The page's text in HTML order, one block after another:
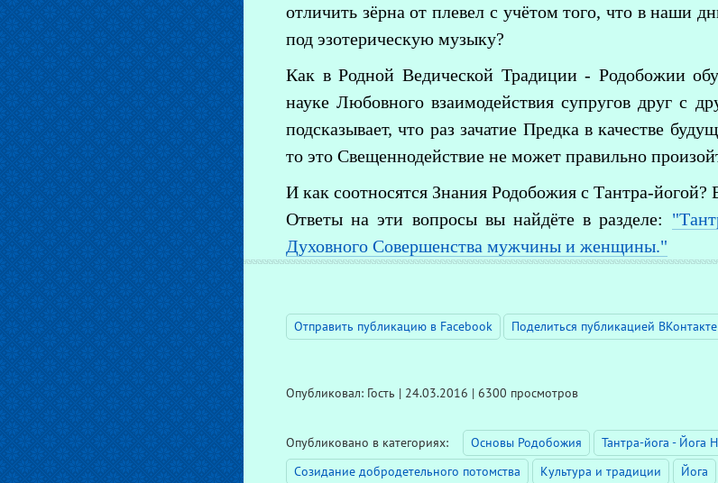
отличить зёрна от плевел с учётом того, что в наши
под эзотерическую музыку?
Как в Родной Ведической Традиции - Родобожии
науке Любовного взаимодействия супругов друг с
подсказывает, что раз зачатие Предка в качестве
то это Свещеннодействие не может правильно
И как соотносятся Знания Родобожия с Тантра-йогой?
Ответы на эти вопросы вы найдёте в разделе:
Духовного Совершенства мужчины и женщины."
Отправить публикацию в Facebook Поделиться публикацией ВКонтакте
Опубликовал: Гость | 24.03.2016 | 6300 просмотров
Опубликовано в категориях: Основы Родобожия Тантра-йога - Йога
Созидание добродетельного потомства
Культура и традиции Йога